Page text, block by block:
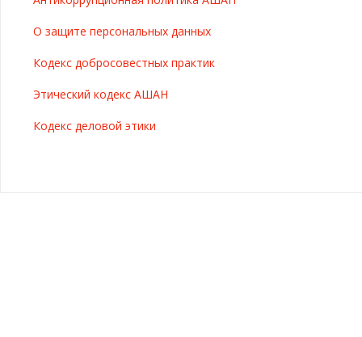
О защите персональных данных
Кодекс добросовестных практик
Этический кодекс АШАН
Кодекс деловой этики